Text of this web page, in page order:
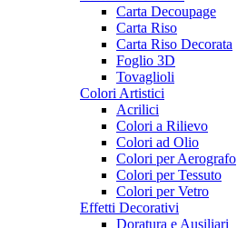
Carta Decoupage
Carta Riso
Carta Riso Decorata
Foglio 3D
Tovaglioli
Colori Artistici
Acrilici
Colori a Rilievo
Colori ad Olio
Colori per Aerografo
Colori per Tessuto
Colori per Vetro
Effetti Decorativi
Doratura e Ausiliari